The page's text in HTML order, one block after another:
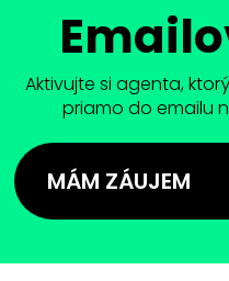
Aktivujte si agenta,
priamo do emailu
MÁM ZÁUJEM